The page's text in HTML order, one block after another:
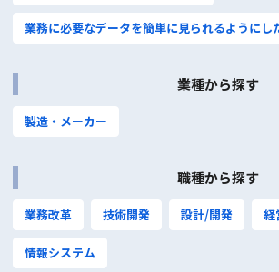
株式会社ジェイ・アイ・エム
〒102-0082
個人情報保護方針 ISMS基本方針 品
業務に必要なデータを簡単に⾒られるようにし
業種から探す
製造・メーカー
職種から探す
業務改革 技術開発 設計/開発 経
情報システム